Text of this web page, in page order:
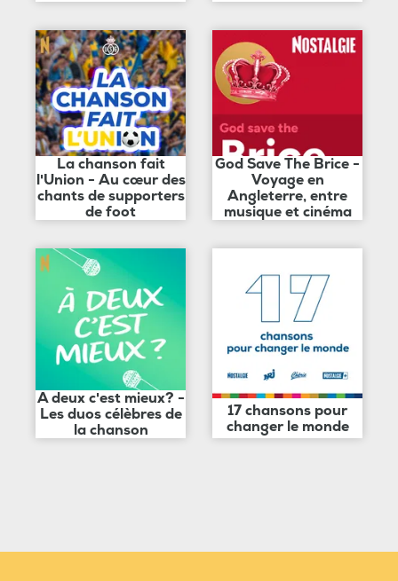
La chanson fait
l'Union - Au cœur des
chants de supporters
de foot
God Save The Brice -
Voyage en
Angleterre, entre
musique et cinéma
A deux c'est mieux? -
Les duos célèbres de
la chanson
17 chansons pour
changer le monde